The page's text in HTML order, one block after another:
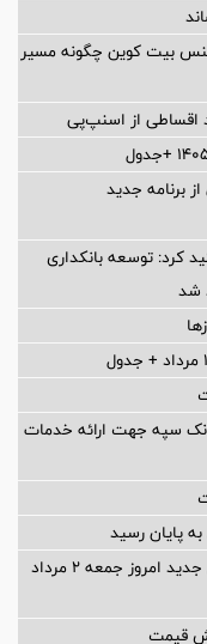
بیت کوین چگونه مسیر
اقساطی از اسنپ‌پی
از برنامه جدید
كرد: توسعه بانكداری
شد
سپه جهت ارائه خدمات
پایان رسید
تغییر شدید قیمت خودروهای سایپا؛ جدول جدید امروز جمعه ۲ مرداد